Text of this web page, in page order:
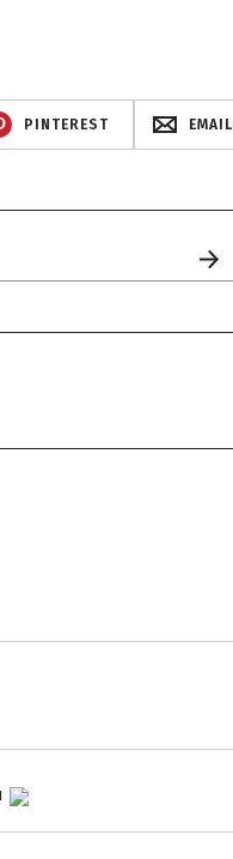
PINTEREST EMAIL